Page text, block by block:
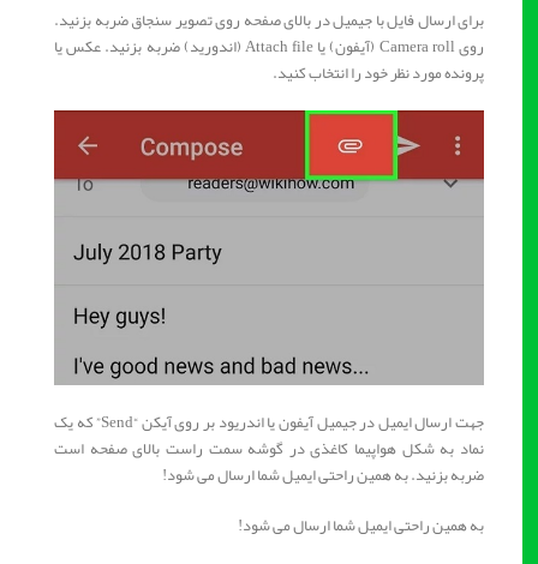
برای ارسال فایل با جیمیل در بالای صفحه روی تصویر سنجاق ضربه بزنید.
روی Camera roll (آیفون) یا Attach file (اندورید) ضربه بزنید. عکس یا
پرونده مورد نظر خود را انتخاب کنید.
جهت ارسال ایمیل در جیمیل آیفون یا اندریود بر روی آیکن “Send” که یک
نماد به شکل هواپیما کاغذی در گوشه سمت راست بالای صفحه است
ضربه بزنید. به همین راحتی ایمیل شما ارسال می شود!
به همین راحتی ایمیل شما ارسال می شود!